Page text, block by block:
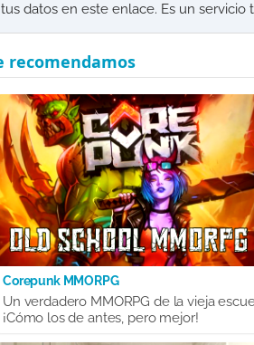
tus datos en este enlace. Es un
Corepunk MMORPG
Un verdadero MMORPG de la vieja
¡Cómo los de antes, pero mejor!